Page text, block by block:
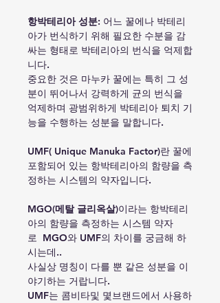
항박테리아성분: 어느 꿀에나 박테리
아가 번식하기 위해 필요한 수분을 감
싸는 형태로 박테리아의 번식을 억제합
니다.
중요한 것은 마누카 꿀에는 특히 그 성
분이 뛰어나서 강력하게 균의 번식을
억제하며 광범위하게 박테리아 퇴치 기
능을 수행하는 성분을 말합니다.
UMF( Unique Manuka Factor)란 꿀에
포함되어 있는 항박테리아의 함량을 측
정하는 시스템의 약자입니다.
MGO(메탈 글리옥살)이라는 항박테리
아의 함량을 측정하는 시스템 약자
로 MGO와 UMF의 차이를 궁금해 하
시는데..
사실상 명칭이 다를 뿐 같은 성분을 이
야기하는 거랍니다.
UMF는 콤비타및 몇브랜드에서 사용하